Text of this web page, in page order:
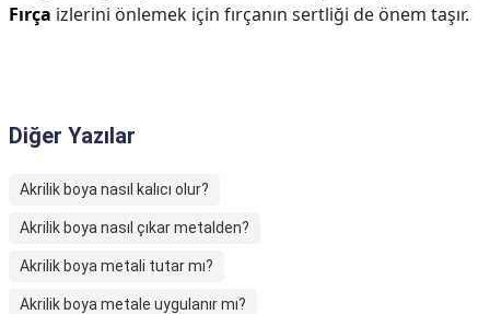
Fırça izlerini önlemek için fırçanın sertliği de önem taşır.
Diğer Yazılar
Akrilik boya nasıl kalıcı olur?
Akrilik boya nasıl çıkar metalden?
Akrilik boya metali tutar mı?
Akrilik boya metale uygulanır mı?